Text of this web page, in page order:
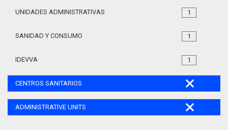
1
UNIDADES ADMINISTRATIVAS
1
SANIDAD Y CONSUMO
1
IDEVVA
CENTROS SANITARIOS
ADMINISTRATIVE UNITS